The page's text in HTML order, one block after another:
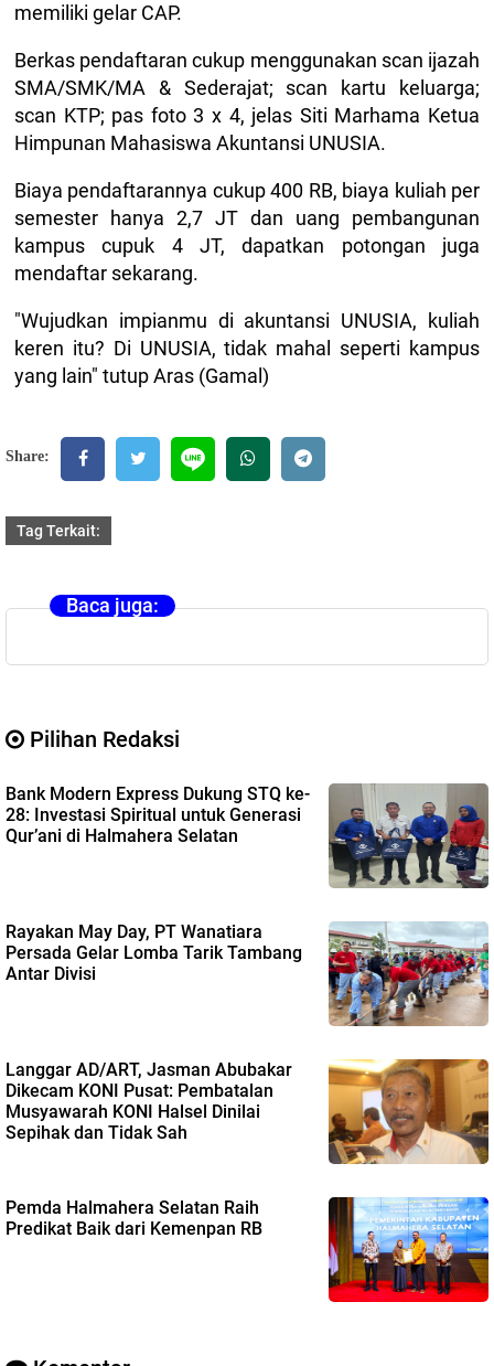
memiliki gelar CAP.
Berkas pendaftaran cukup menggunakan scan ijazah
SMA/SMK/MA & Sederajat; scan kartu keluarga;
scan KTP; pas foto 3 x 4, jelas Siti Marhama Ketua
Himpunan Mahasiswa Akuntansi UNUSIA.
Biaya pendaftarannya cukup 400 RB, biaya kuliah per
semester hanya 2,7 JT dan uang pembangunan
kampus cupuk 4 JT, dapatkan potongan juga
mendaftar sekarang.
"Wujudkan impianmu di akuntansi UNUSIA, kuliah
keren itu? Di UNUSIA, tidak mahal seperti kampus
yang lain" tutup Aras (Gamal)
Share:
Tag Terkait:
Baca juga:
Pilihan Redaksi
Bank Modern Express Dukung STQ ke-
28: Investasi Spiritual untuk Generasi
Qur’ani di Halmahera Selatan
Rayakan May Day, PT Wanatiara
Persada Gelar Lomba Tarik Tambang
Antar Divisi
Langgar AD/ART, Jasman Abubakar
Dikecam KONI Pusat: Pembatalan
Musyawarah KONI Halsel Dinilai
Sepihak dan Tidak Sah
Pemda Halmahera Selatan Raih
Predikat Baik dari Kemenpan RB